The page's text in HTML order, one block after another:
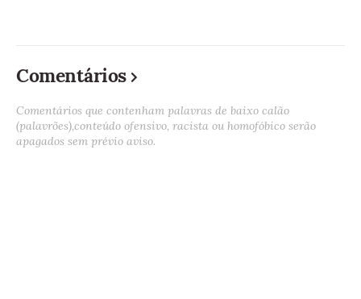
Comentários
Comentários que contenham palavras de baixo calão
(palavrões),conteúdo ofensivo, racista ou homofóbico serão
apagados sem prévio aviso.